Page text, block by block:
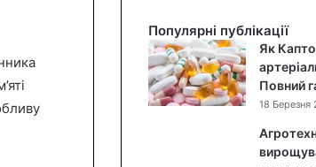
о
г
л
я
д
Популярні публікації
Як
Повний
18 Березня